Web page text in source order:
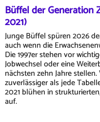
Büffel der Generation
2021)
Junge Büffel spüren 2026
auch wenn die
Die 1997er stehen vor
Jobwechsel oder eine
nächsten zehn Jahre
zuverlässiger als jede
2021 blühen in
auf.